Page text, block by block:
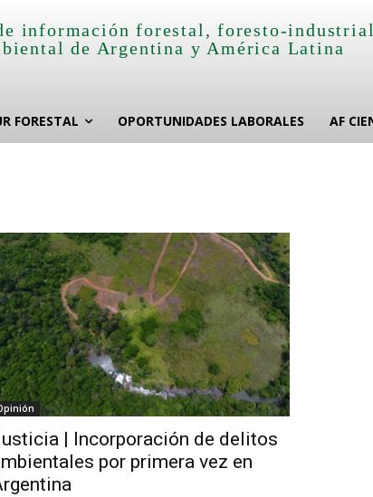
información forestal, foresto-industrial
de Argentina y América Latina
FORESTAL OPORTUNIDADES LABORALES AF
| Incorporación de delitos
por primera vez en